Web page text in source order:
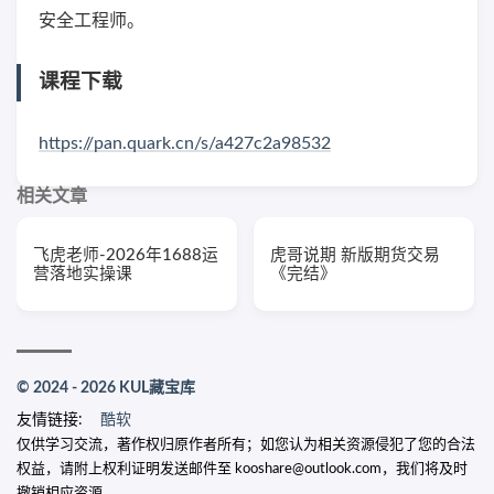
安全工程师。
课程下载
https://pan.quark.cn/s/a427c2a98532
相关文章
飞虎老师-2026年1688运
营落地实操课
虎哥说期 新版期货交易
《完结》
© 2024 - 2026 KUL藏宝库
友情链接: 酷软
仅供学习交流，著作权归原作者所有；如您认为相关资源侵犯了您的合法
权益，请附上权利证明发送邮件至 kooshare@outlook.com，我们将及时